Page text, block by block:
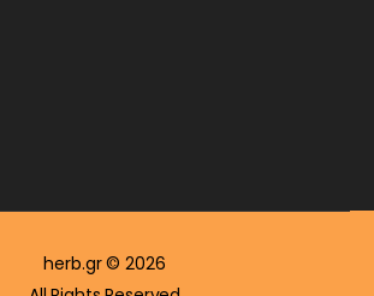
herb.gr © 2026